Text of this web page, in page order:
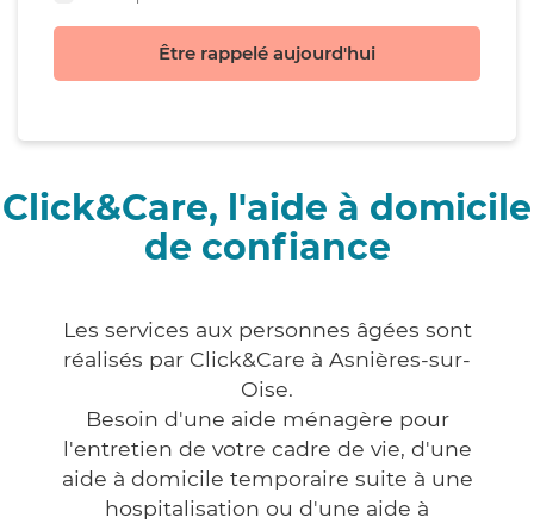
Être rappelé aujourd'hui
Click&Care, l'aide à domicile
de confiance
Les services aux personnes âgées sont
réalisés par Click&Care à Asnières-sur-
Oise.
Besoin d'une aide ménagère pour
l'entretien de votre cadre de vie, d'une
aide à domicile temporaire suite à une
hospitalisation ou d'une aide à